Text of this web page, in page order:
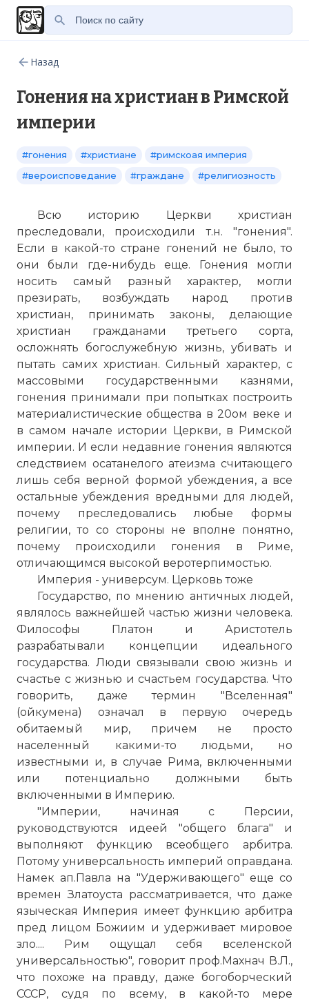
Назад
Гонения на христиан в Римской
империи
#гонения #христиане
#римскоая империя
#вероисповедание
#граждане #религиозность
Всю историю Церкви христиан
преследовали, происходили т.н. "гонения".
Если в какой-то стране гонений не было, то
они были где-нибудь еще. Гонения могли
носить самый разный характер, могли
презирать, возбуждать народ против
христиан, принимать законы, делающие
христиан гражданами третьего сорта,
осложнять богослужебную жизнь, убивать и
пытать самих христиан. Сильный характер, с
массовыми государственными казнями,
гонения принимали при попытках построить
материалистические общества в 20ом веке и
в самом начале истории Церкви, в Римской
империи. И если недавние гонения являются
следствием осатанелого атеизма считающего
лишь себя верной формой убеждения, а все
остальные убеждения вредными для людей,
почему преследовались любые формы
религии, то со стороны не вполне понятно,
почему происходили гонения в Риме,
отличающимся высокой веротерпимостью.
Империя - универсум. Церковь тоже
Государство, по мнению античных людей,
являлось важнейшей частью жизни человека.
Философы Платон и Аристотель
разрабатывали концепции идеального
государства. Люди связывали свою жизнь и
счастье с жизнью и счастьем государства. Что
говорить, даже термин "Вселенная"
(ойкумена) означал в первую очередь
обитаемый мир, причем не просто
населенный какими-то людьми, но
известными и, в случае Рима, включенными
или потенциально должными быть
включенными в Империю.
"Империи, начиная с Персии,
руководствуются идеей "общего блага" и
выполняют функцию всеобщего арбитра.
Потому универсальность империй оправдана.
Намек ап.Павла на "Удерживающего" еще со
времен Златоуста рассматривается, что даже
языческая Империя имеет функцию арбитра
пред лицом Божиим и удерживает мировое
зло.... Рим ощущал себя вселенской
универсальностью", говорит проф.Махнач В.Л.,
что похоже на правду, даже богоборческий
СССР, судя по всему, в какой-то мере